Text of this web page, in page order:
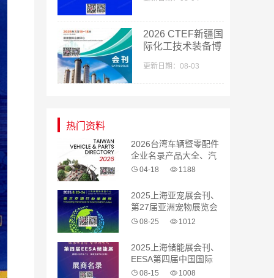
中医药大健康博览
2026 CTEF新疆国
际化工技术装备博
工展参展商名录
更新日期：08-03
热门资料
2026台湾车辆暨零配件
企业名录产品大全、汽
配 汽车零部件
04-18 1188
2025上海亚宠展会刊、
第27届亚洲宠物展览会
参展商名录
08-25 1012
2025上海储能展会刊、
EESA第四届中国国际
储能展览会参展商名录
08-15 1008